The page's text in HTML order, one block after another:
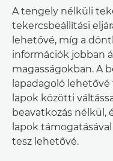
A tengely nélküli
tekercsbeállítási
lehetővé, míg a
információk jobban
magasságokban. A
lapadagoló
lapok közötti
beavatkozás nélkül,
lapok
tesz lehetővé.